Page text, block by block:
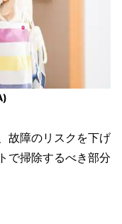
故障のリスクを下げ
で掃除するべき部分